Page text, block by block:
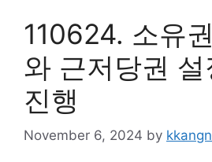
110624. 소유
와 근저당권 설
진행
November 6, 2024 by